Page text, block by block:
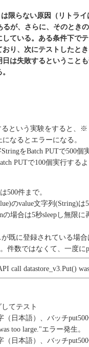
限らない原因（リトラ
るが、さらに、そのとき
ている。ある条件下で
り、次にテストしたと
は失敗するということ
という実験をすると、
なるとエラーになる。
をBatch PUTで500
PUTで100個実行するよ
500件まで。
のvalue文字列(String)は
の場合は5秒sleepし無限
既に登録されている場合
件数ではなくて、一度
call datastore_v3.Put()
てテスト
（日本語）、バッチ
too large."エラー発生。
（日本語）、バッチ